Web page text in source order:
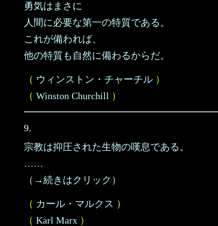
勇気はまさに
人間に必要な第一の特質である。
これが備われば、
他の特質も自然に備わるからだ。
（ ウィンストン・チャーチル ）
（ Winston Churchill ）
9.
宗教は抑圧された生物の嘆息である。
……
（→続きはクリック）
（ カール・マルクス ）
（ Karl Marx ）